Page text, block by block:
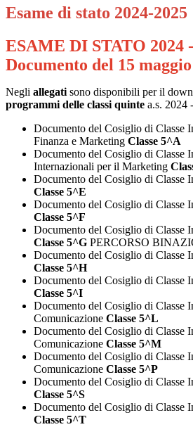
Esame di stato 2024-2025
ESAME DI STATO 2024
Documento del 15 maggio
Negli allegati sono disponibili per il
programmi delle classi quinte a.s. 2024
Documento del Cosiglio di Classe
Finanza e Marketing Classe 5^A
Documento del Cosiglio di Classe
Internazionali per il Marketing
Documento del Cosiglio di Classe
Classe 5^E
Documento del Cosiglio di Classe
Classe 5^F
Documento del Cosiglio di Classe
Classe 5^G PERCORSO
Documento del Cosiglio di Classe
Classe 5^H
Documento del Cosiglio di Classe
Classe 5^I
Documento del Cosiglio di Classe
Comunicazione Classe 5^L
Documento del Cosiglio di Classe
Comunicazione Classe 5^M
Documento del Cosiglio di Classe
Comunicazione Classe 5^P
Documento del Cosiglio di Classe
Classe 5^S
Documento del Cosiglio di Classe
Classe 5^T